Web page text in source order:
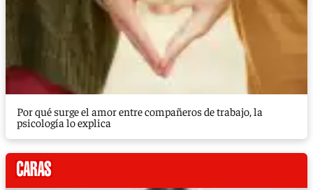
Por qué surge el amor entre compañeros de trabajo, la
psicología lo explica